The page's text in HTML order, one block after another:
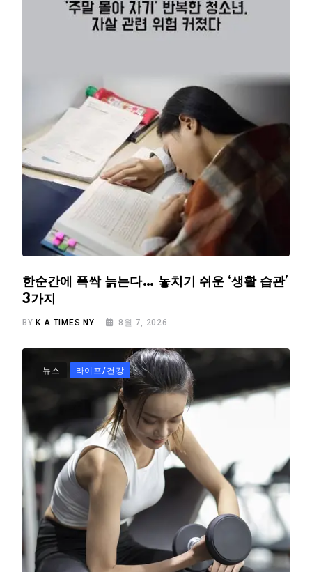
한순간에 폭싹 늙는다… 놓치기 쉬운 ‘생활 습관’
3가지
BY K.A TIMES NY 8월 7, 2026
뉴스 라이프/건강